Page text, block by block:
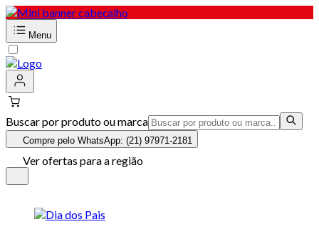
Menu
Buscar por produto ou marca
Compre pelo WhatsApp: (21) 97971-2181
Ver ofertas para a região